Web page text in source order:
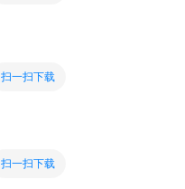
扫一扫下载
扫一扫下载